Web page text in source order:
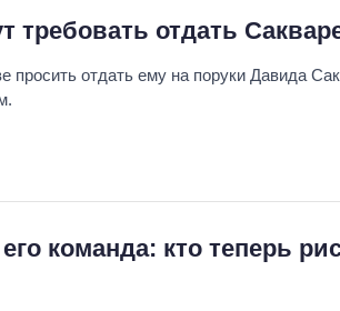
требовать отдать
просить отдать ему на поруки Давида
команда: кто теперь